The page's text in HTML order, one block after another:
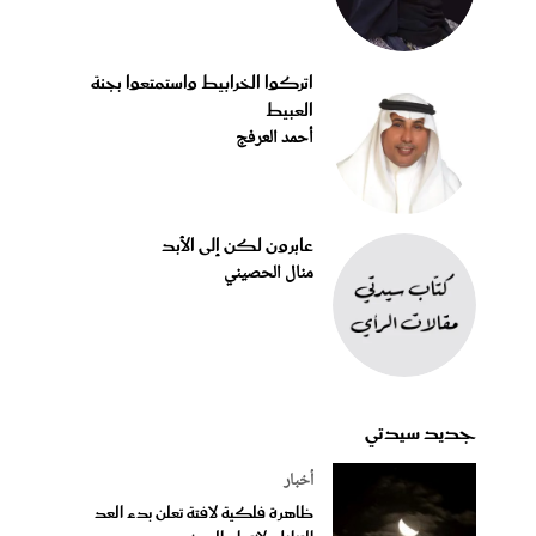
اتركوا الخرابيط واستمتعوا بجنة
العبيط
أحمد العرفج
عابرون لكن إلى الأبد
منال الحصيني
جديد سيدتي
أخبار
ظاهرة فلكية لافتة تعلن بدء العد